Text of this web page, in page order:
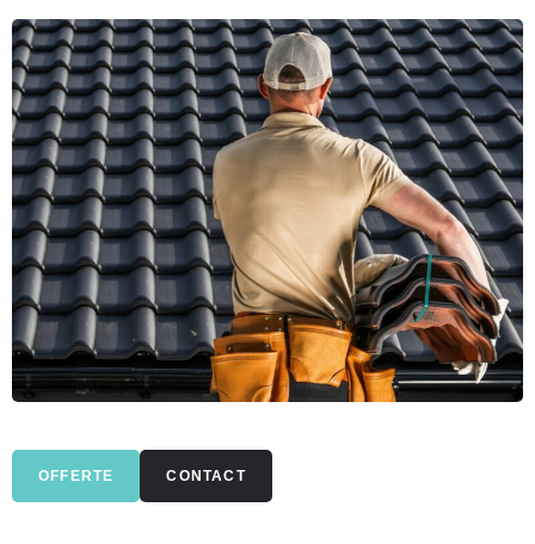
OFFERTE CONTACT